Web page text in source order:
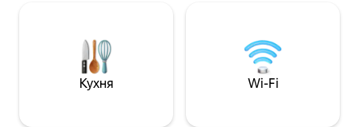
Кухня Wi-Fi